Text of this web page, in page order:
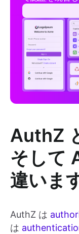
AuthZ
そして
違いま
AuthZ は
は